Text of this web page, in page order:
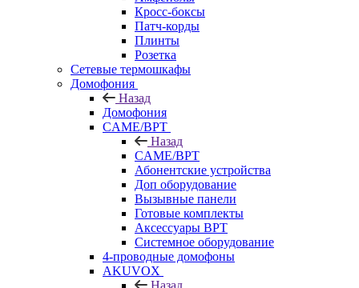
Кросс-боксы
Патч-корды
Плинты
Розетка
Сетевые термошкафы
Домофония
Назад
Домофония
CAME/BPT
Назад
CAME/BPT
Абонентские устройства
Доп оборудование
Вызывные панели
Готовые комплекты
Аксессуары BPT
Системное оборудование
4-проводные домофоны
AKUVOX
Назад